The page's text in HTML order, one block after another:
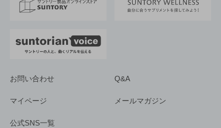
採用情報
お問い合わせ Q&A
マイページ メールマガジン
公式SNS一覧